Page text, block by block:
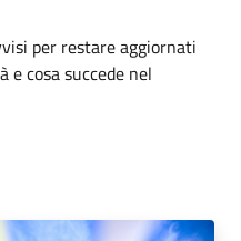
per restare aggiornati
cosa succede nel